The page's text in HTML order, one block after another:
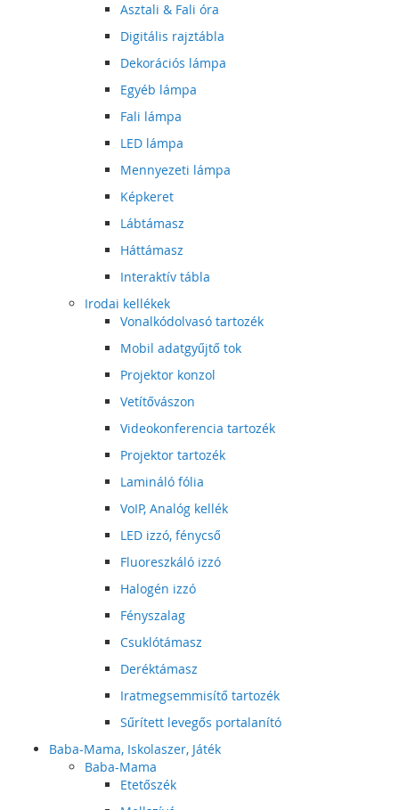
Asztali & Fali óra
Digitális rajztábla
Dekorációs lámpa
Egyéb lámpa
Fali lámpa
LED lámpa
Mennyezeti lámpa
Képkeret
Lábtámasz
Háttámasz
Interaktív tábla
Irodai kellékek
Vonalkódolvasó tartozék
Mobil adatgyűjtő tok
Projektor konzol
Vetítővászon
Videokonferencia tartozék
Projektor tartozék
Lamináló fólia
VoIP, Analóg kellék
LED izzó, fénycső
Fluoreszkáló izzó
Halogén izzó
Fényszalag
Csuklótámasz
Deréktámasz
Iratmegsemmisítő tartozék
Sűrített levegős portalanító
Baba-Mama, Iskolaszer, Játék
Baba-Mama
Etetőszék